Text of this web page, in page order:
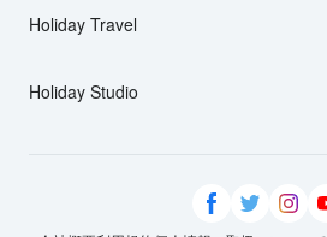
Holiday Travel
Holiday Studio